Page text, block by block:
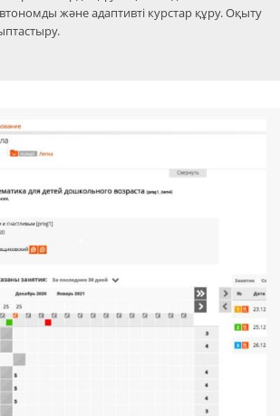
және адаптивті курстар құру. Оқыту